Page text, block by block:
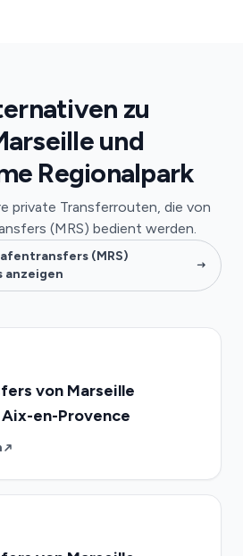
zu
und
Regionalpark
private Transferrouten, die von
(MRS) bedient werden.
(MRS)
anzeigen
von Marseille
en-Provence